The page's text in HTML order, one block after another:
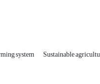
system Sustainable